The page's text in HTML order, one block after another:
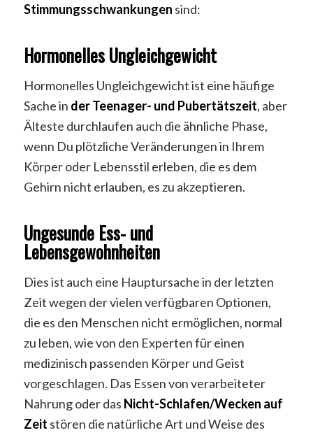
Stimmungsschwankungen sind:
Hormonelles Ungleichgewicht
Hormonelles Ungleichgewicht ist eine häufige
Sache in der Teenager- und Pubertätszeit, aber
Älteste durchlaufen auch die ähnliche Phase,
wenn Du plötzliche Veränderungen in Ihrem
Körper oder Lebensstil erleben, die es dem
Gehirn nicht erlauben, es zu akzeptieren.
Ungesunde Ess- und
Lebensgewohnheiten
Dies ist auch eine Hauptursache in der letzten
Zeit wegen der vielen verfügbaren Optionen,
die es den Menschen nicht ermöglichen, normal
zu leben, wie von den Experten für einen
medizinisch passenden Körper und Geist
vorgeschlagen. Das Essen von verarbeiteter
Nahrung oder das Nicht-Schlafen/Wecken auf
Zeit stören die natürliche Art und Weise des